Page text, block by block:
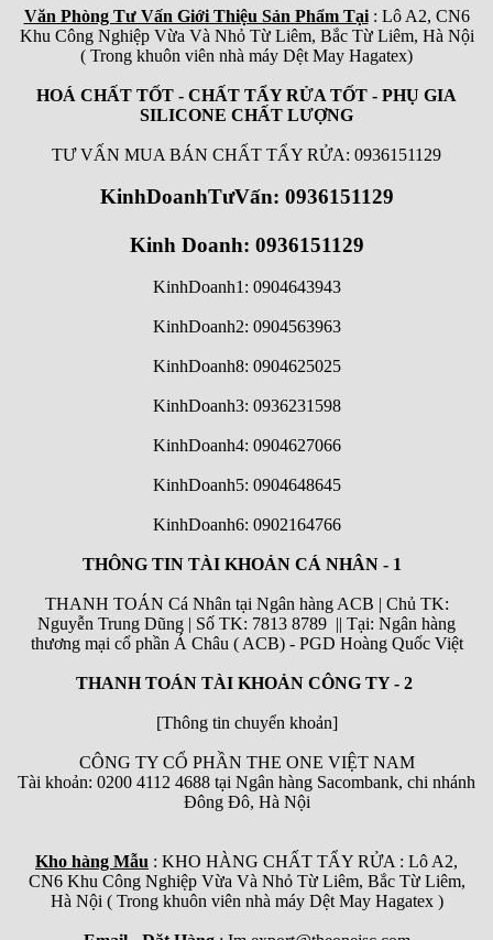
Văn Phòng Tư Vấn Giới Thiệu Sản Phẩm Tại: Lô A2, CN6
Khu Công Nghiệp Vừa Và Nhỏ Từ Liêm, Bắc Từ Liêm, Hà Nội
( Trong khuôn viên nhà máy Dệt May Hagatex)
HOÁ CHẤT TỐT - CHẤT TẨY RỬA TỐT - PHỤ GIA
SILICONE CHẤT LƯỢNG
TƯ VẤN MUA BÁN CHẤT TẨY RỬA: 0936151129
KinhDoanhTưVấn: 0936151129
Kinh Doanh: 0936151129
KinhDoanh1: 0904643943
KinhDoanh2: 0904563963
KinhDoanh8: 0904625025
KinhDoanh3: 0936231598
KinhDoanh4: 0904627066
KinhDoanh5: 0904648645
KinhDoanh6: 0902164766
THÔNG TIN TÀI KHOẢN CÁ NHÂN - 1
THANH TOÁN Cá Nhân tại Ngân hàng ACB | Chủ TK:
Nguyễn Trung Dũng | Số TK: 7813 8789 || Tại: Ngân hàng
thương mại cổ phần Á Châu ( ACB) - PGD Hoàng Quốc Việt
THANH TOÁN TÀI KHOẢN CÔNG TY - 2
[Thông tin chuyển khoản]
CÔNG TY CỔ PHẦN THE ONE VIỆT NAM
Tài khoản: 0200 4112 4688 tại Ngân hàng Sacombank, chi nhánh
Đông Đô, Hà Nội
Kho hàng Mẫu : KHO HÀNG CHẤT TẨY RỬA : Lô A2,
CN6 Khu Công Nghiệp Vừa Và Nhỏ Từ Liêm, Bắc Từ Liêm,
Hà Nội ( Trong khuôn viên nhà máy Dệt May Hagatex )